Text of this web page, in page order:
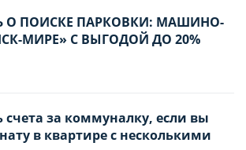
О ПОИСКЕ ПАРКОВКИ: МАШИНО-
МИРЕ» С ВЫГОДОЙ ДО 20%
счета за коммуналку, если вы
в квартире с несколькими
- 0 +
ПАРАМЕТРЫ
ПАРАМЕТРЫ